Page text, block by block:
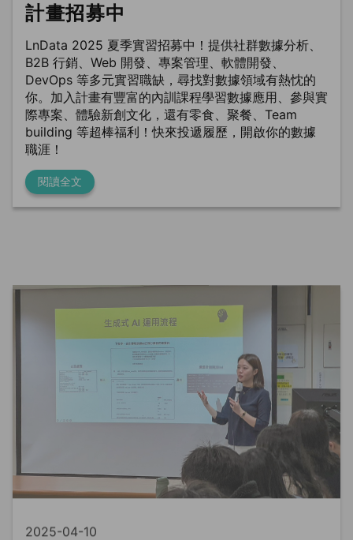
計畫招募中
LnData 2025 夏季實習招募中！提供社群數據分析、
B2B 行銷、Web 開發、專案管理、軟體開發、
DevOps 等多元實習職缺，尋找對數據領域有熱忱的
你。加入計畫有豐富的內訓課程學習數據應用、參與實
際專案、體驗新創文化，還有零食、聚餐、Team
building 等超棒福利！快來投遞履歷，開啟你的數據
職涯！
閱讀全文
2025-04-10
AI
演講分享